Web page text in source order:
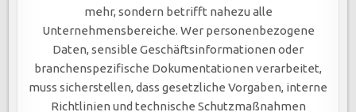
mehr, sondern betrifft nahezu alle
Unternehmensbereiche. Wer personenbezogene
Daten, sensible Geschäftsinformationen oder
branchenspezifische Dokumentationen verarbeitet,
muss sicherstellen, dass gesetzliche Vorgaben, interne
Richtlinien und technische Schutzmaßnahmen